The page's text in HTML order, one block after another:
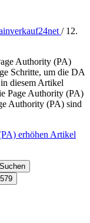
/ 12.
Authority (PA)
Schritte, um die DA
diesem Artikel
Page Authority (PA)
Authority (PA) sind
erhöhen Artikel